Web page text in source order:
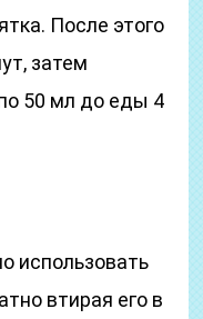
После этого
затем
50 мл до еды 4
использовать
втирая его в